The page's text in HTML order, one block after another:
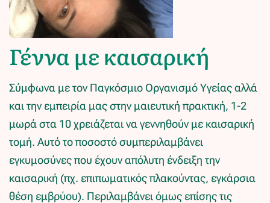
Γέννα με καισαρική
Σύμφωνα με τον Παγκόσμιο Οργανισμό Υγείας αλλά
και την εμπειρία μας στην μαιευτική πρακτική, 1-2
μωρά στα 10 χρειάζεται να γεννηθούν με καισαρική
τομή. Αυτό το ποσοστό συμπεριλαμβάνει
εγκυμοσύνες που έχουν απόλυτη ένδειξη την
καισαρική (πχ. επιπωματικός πλακούντας, εγκάρσια
θέση εμβρύου). Περιλαμβάνει όμως επίσης τις